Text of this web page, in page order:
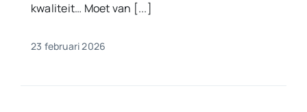
kwaliteit… Moet van [...]
23 februari 2026